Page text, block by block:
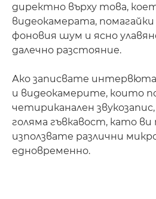
директно върху това,
видеокамерата, помагайки
фоновия шум и ясно
далечно разстояние.
Ако записвате
и видеокамерите, които
четириканален
голяма гъвкавост, като ви
използвате различни
едновременно.